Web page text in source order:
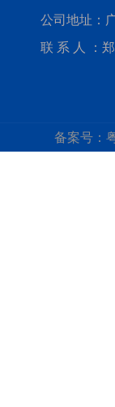
公司地址：
联 系 人 ：
备案号：